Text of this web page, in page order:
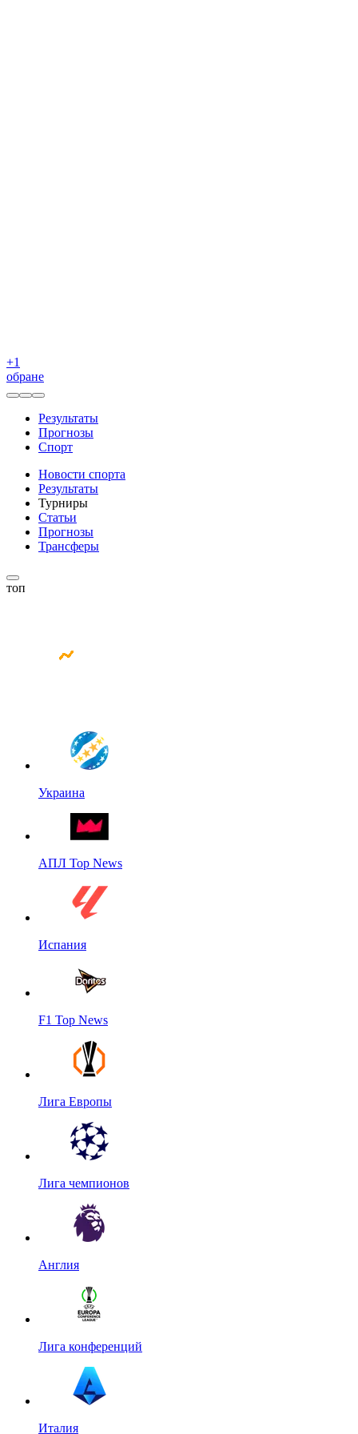
+1
обране
Результаты
Прогнозы
Спорт
Новости спорта
Результаты
Турниры
Статьи
Прогнозы
Трансферы
топ
Украина
АПЛ Top News
Испания
F1 Top News
Лига Европы
Лига чемпионов
Англия
Лига конференций
Италия